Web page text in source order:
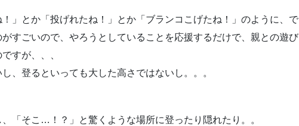
」とか「投げれたね！」とか「ブランコこげたね！」のように、で
すごいので、やろうとしていることを応援するだけで、親との遊び
すが、、、
、登るといっても大した高さではないし。。。
「そこ…！？」と驚くような場所に登ったり隠れたり。。